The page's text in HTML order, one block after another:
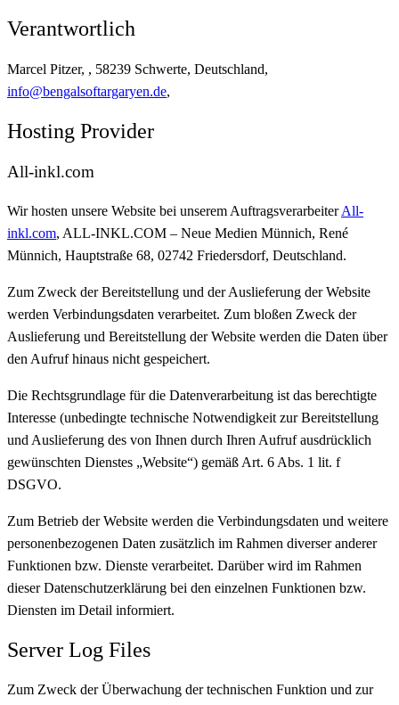
Verantwortlich
Marcel Pitzer, , 58239 Schwerte, Deutschland,
info@bengalsoftargaryen.de,
Hosting Provider
All-inkl.com
Wir hosten unsere Website bei unserem AuftragsverarbeiterAll-
inkl.com, ALL-INKL.COM – Neue Medien Münnich, René
Münnich, Hauptstraße 68, 02742 Friedersdorf, Deutschland.
Zum Zweck der Bereitstellung und der Auslieferung der Website
werden Verbindungsdaten verarbeitet. Zum bloßen Zweck der
Auslieferung und Bereitstellung der Website werden die Daten über
den Aufruf hinaus nicht gespeichert.
Die Rechtsgrundlage für die Datenverarbeitung ist das berechtigte
Interesse (unbedingte technische Notwendigkeit zur Bereitstellung
und Auslieferung des von Ihnen durch Ihren Aufruf ausdrücklich
gewünschten Dienstes „Website“) gemäß Art. 6 Abs. 1 lit. f
DSGVO.
Zum Betrieb der Website werden die Verbindungsdaten und weitere
personenbezogenen Daten zusätzlich im Rahmen diverser anderer
Funktionen bzw. Dienste verarbeitet. Darüber wird im Rahmen
dieser Datenschutzerklärung bei den einzelnen Funktionen bzw.
Diensten im Detail informiert.
Server Log Files
Zum Zweck der Überwachung der technischen Funktion und zur